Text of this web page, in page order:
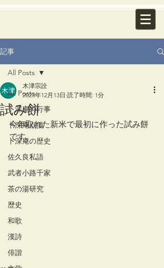
記事
All Posts
卜深庵の行事
卜深庵点描
卜深庵の歴史
佐久良私語
武者小路千家
茶の湯研究
歴史
和歌
漢詩
俳諧
All Posts
試み餅
木津宗詮
2023年12月13日 読了時間: 1分
今年取れた新米で最初に作った試み餅
です。